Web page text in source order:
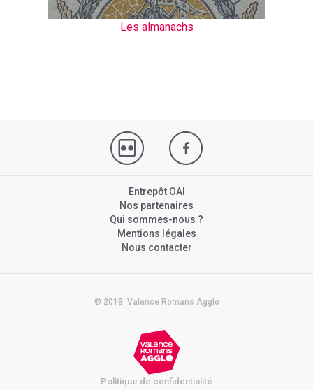
Les almanachs
Entrepôt OAI
Nos partenaires
Qui sommes-nous ?
Mentions légales
Nous contacter
© 2018. Valence Romans Agglo
Politique de confidentialité